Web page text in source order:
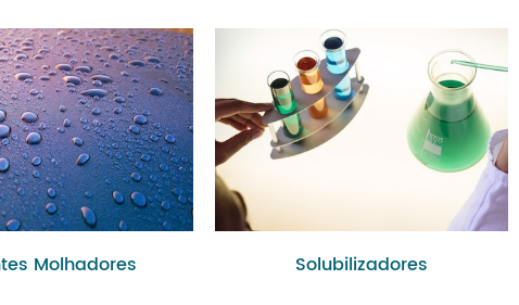
Molhadores Solubilizadores